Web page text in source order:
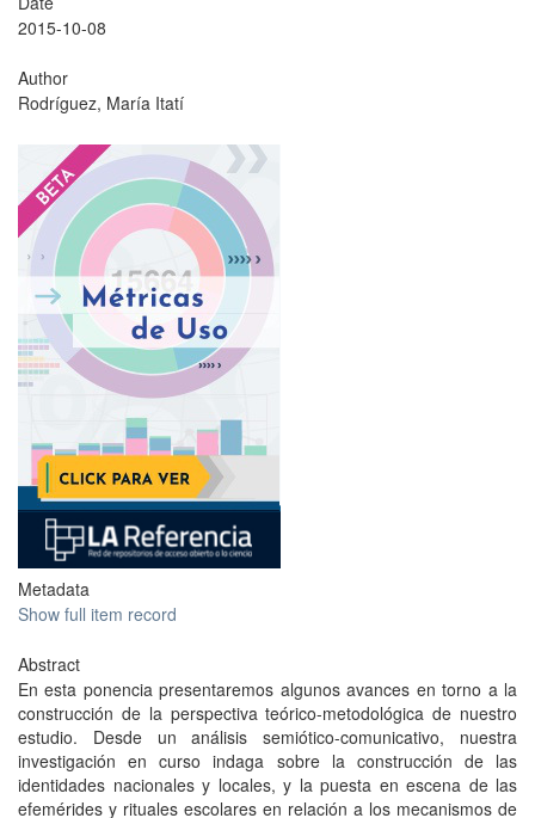
2015-10-08
Author
Rodríguez, María Itatí
?
Metadata
Show full item record
Abstract
En esta ponencia presentaremos algunos avances en torno a la
construcción de la perspectiva teórico-metodológica de nuestro
estudio. Desde un análisis semiótico-comunicativo, nuestra
investigación en curso indaga sobre la construcción de las
identidades nacionales y locales, y la puesta en escena de las
efemérides y rituales escolares en relación a los mecanismos de